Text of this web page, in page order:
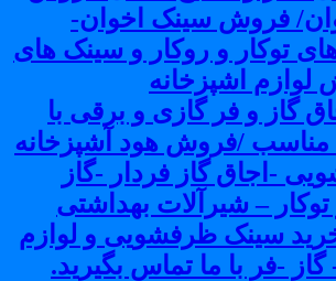
فروش سینک اخوان-
و روکار و سینک های
اشپزخانه
و فر گازی و برقی با
/فروش هود آشپزخانه
-اجاق گاز فردار -گاز
– شیرآلات بهداشتی
سینک ظرفشویی و لوازم
-فر با ما تماس بگیرید.